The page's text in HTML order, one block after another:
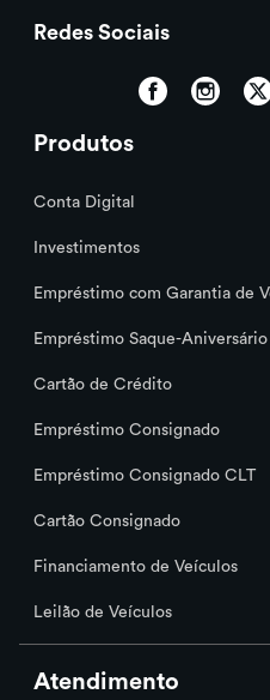
Redes Sociais
Produtos
Conta Digital
Investimentos
Empréstimo com Garantia de
Empréstimo Saque-Aniversário
Cartão de Crédito
Empréstimo Consignado
Empréstimo Consignado CLT
Cartão Consignado
Financiamento de Veículos
Leilão de Veículos
Atendimento